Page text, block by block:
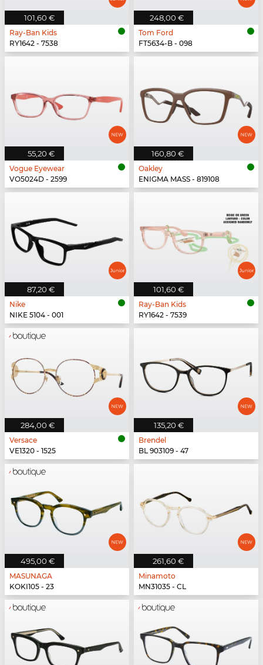
101,60 €
Ray-Ban Kids
RY1642 - 7538
248,00 €
Tom Ford
FT5634-B - 098
55,20 €
Vogue Eyewear
VO5024D - 2599
160,80 €
Oakley
ENIGMA MASS - 819108
87,20 €
Nike
NIKE 5104 - 001
101,60 €
Ray-Ban Kids
RY1642 - 7539
284,00 €
Versace
VE1320 - 1525
135,20 €
Brendel
BL 903109 - 47
495,00 €
MASUNAGA
KOKI105 - 23
261,60 €
Minamoto
MN31035 - CL